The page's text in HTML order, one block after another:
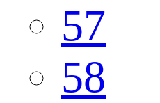
57
58